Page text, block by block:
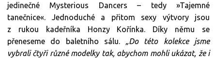
jedinečné Mysterious Dancers – tedy »Tajemné
tanečnice«. Jednoduché a přitom sexy výtvoryjsou
z rukou kadeřníka Honzy Kořínka. Díky němu se
přeneseme do baletního sálu. „Do této kolekce jsme
vybrali čtyři různé modelky tak, abychom mohli ukázat, že i